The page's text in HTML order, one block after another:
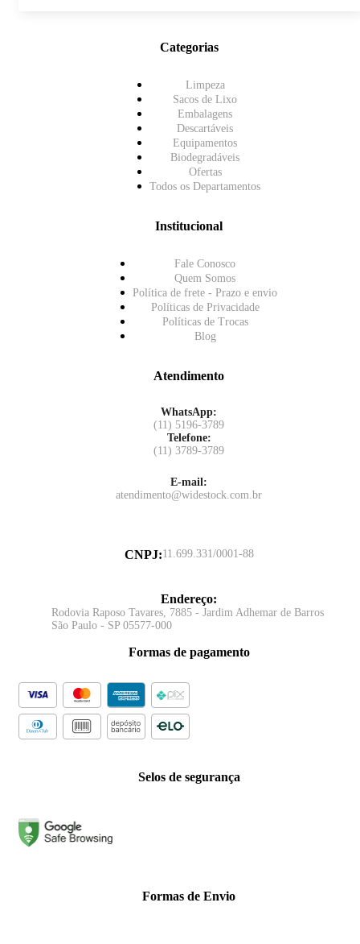
Categorias
Limpeza
Sacos de Lixo
Embalagens
Descartáveis
Equipamentos
Biodegradáveis
Ofertas
Todos os Departamentos
Institucional
Fale Conosco
Quem Somos
Política de frete - Prazo e envio
Políticas de Privacidade
Políticas de Trocas
Blog
Atendimento
WhatsApp:
(11) 5196-3789
Telefone:
(11) 3789-3789
E-mail:
atendimento@widestock.com.br
CNPJ:11.699.331/0001-88
Endereço:
Rodovia Raposo Tavares, 7885 - Jardim Adhemar de Barros
São Paulo - SP 05577-000
Formas de pagamento
Selos de segurança
Formas de Envio